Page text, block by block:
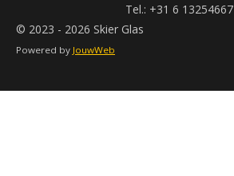
Tel.: +31 6 13254667
© 2023 - 2026 Skier Glas
Powered by JouwWeb